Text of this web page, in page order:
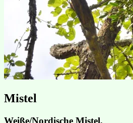
Mistel
Weiße/Nordische Mistel,